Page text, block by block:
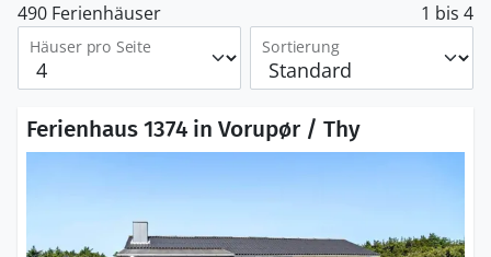
490 Ferienhäuser 1 bis 4
Häuser pro Seite Sortierung
Ferienhaus 1374 in Vorupør / Thy